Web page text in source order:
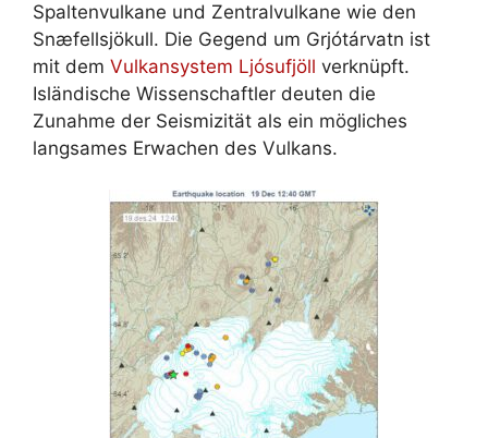
Spaltenvulkane und Zentralvulkane wie den
Snæfellsjökull. Die Gegend um Grjótárvatn ist
mit dem Vulkansystem Ljósufjöll verknüpft.
Isländische Wissenschaftler deuten die
Zunahme der Seismizität als ein mögliches
langsames Erwachen des Vulkans.